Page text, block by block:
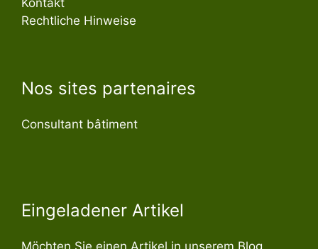
Kontakt
Rechtliche Hinweise
Nos sites partenaires
Consultant bâtiment
Eingeladener Artikel
Möchten Sie einen Artikel in unserem Blog